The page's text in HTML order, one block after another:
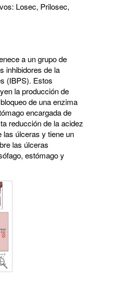
Losec, Prilosec,
a un grupo de
inhibidores de la
(IBPS). Estos
la producción de
de una enzima
encargada de
reducción de la acidez
las úlceras y tiene un
las úlceras
estómago y